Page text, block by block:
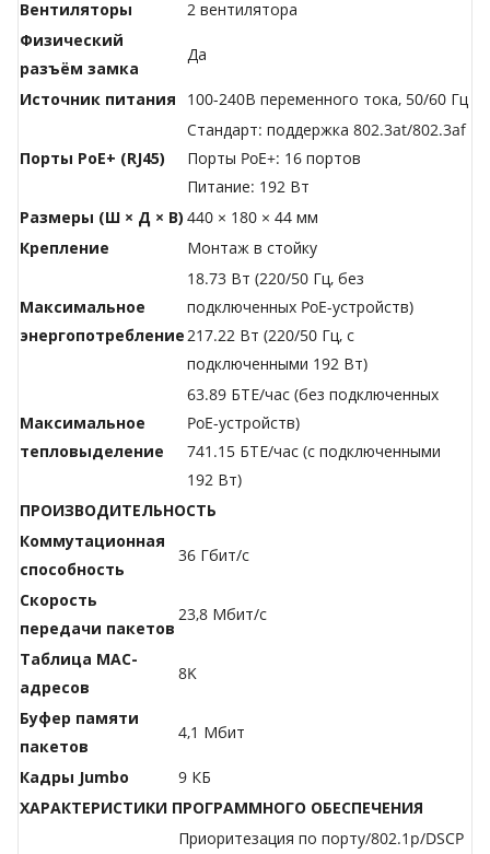
Вентиляторы
2 вентилятора
Физический
разъём замка
Да
Источник питания 100-240В переменного тока, 50/60 Гц
Порты PoE+ (RJ45)
Стандарт: поддержка 802.3at/802.3af
Порты PoE+: 16 портов
Питание: 192 Вт
Размеры (Ш × Д × В) 440 × 180 × 44 мм
Крепление
Монтаж в стойку
Максимальное
энергопотребление
18.73 Вт (220/50 Гц, без
подключенных PoE-устройств)
217.22 Вт (220/50 Гц, с
подключенными 192 Вт)
Максимальное
тепловыделение
63.89 БТЕ/час (без подключенных
PoE-устройств)
741.15 БТЕ/час (с подключенными
192 Вт)
ПРОИЗВОДИТЕЛЬНОСТЬ
Коммутационная
способность
36 Гбит/с
Скорость
передачи пакетов
23,8 Мбит/с
Таблица МАС-
адресов
8K
Буфер памяти
пакетов
4,1 Мбит
Кадры Jumbo
9 КБ
ХАРАКТЕРИСТИКИ ПРОГРАММНОГО ОБЕСПЕЧЕНИЯ
Приоритезация по порту/802.1p/DSCP